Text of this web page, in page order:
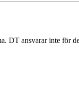
DT ansvarar inte för